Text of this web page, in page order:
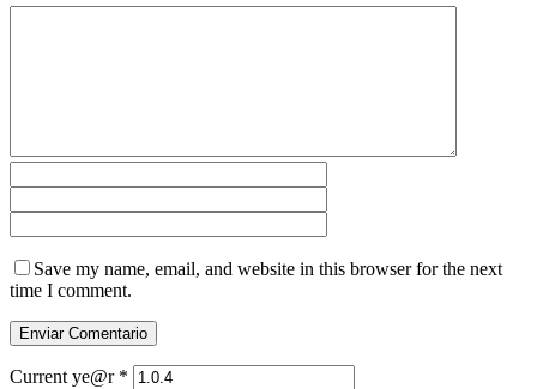
Save my name, email, and website in this browser for the next
time I comment.
Current ye@r *